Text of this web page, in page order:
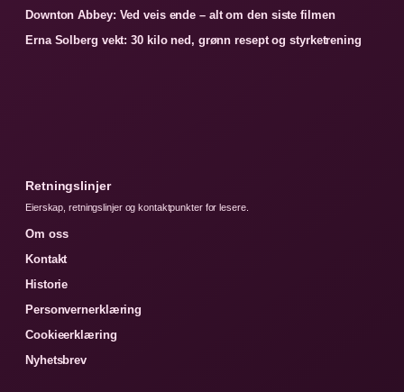
Downton Abbey: Ved veis ende – alt om den siste filmen
Erna Solberg vekt: 30 kilo ned, grønn resept og styrketrening
Retningslinjer
Eierskap, retningslinjer og kontaktpunkter for lesere.
Om oss
Kontakt
Historie
Personvernerklæring
Cookieerklæring
Nyhetsbrev